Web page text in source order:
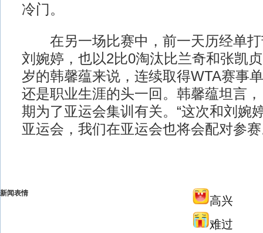
冷门。
在另一场比赛中，前一天历经单打
刘婉婷，也以2比0淘汰比兰奇和张凯
岁的韩馨蕴来说，连续取得WTA赛事
还是职业生涯的头一回。韩馨蕴坦言
期为了亚运会集训有关。“这次和刘婉
亚运会，我们在亚运会也将会配对参赛
新闻表情
高兴
难过